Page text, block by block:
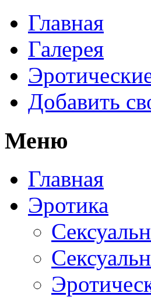
Главная
Галерея
Добавить
Меню
Главная
Эротика